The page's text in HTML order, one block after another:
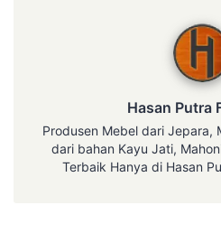
Hasan Putra
Produsen Mebel dari Jepara,
dari bahan Kayu Jati,
Terbaik Hanya di Hasan